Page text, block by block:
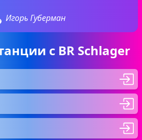
Игорь Губерман
с BR Schlager